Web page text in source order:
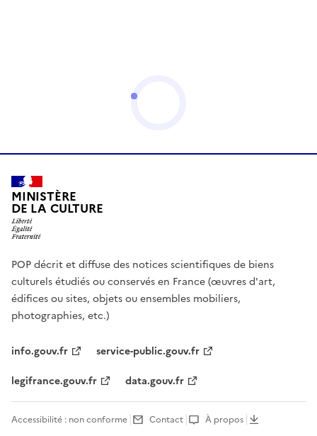
MINISTÈRE
DE LA CULTURE
POP décrit et diffuse des notices scientifiques de biens
culturels étudiés ou conservés en France (œuvres d'art,
édifices ou sites, objets ou ensembles mobiliers,
photographies, etc.)
info.gouv.fr
service-public.gouv.fr
legifrance.gouv.fr
data.gouv.fr
Accessibilité : non conforme Contact À propos